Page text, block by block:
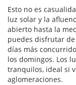
Esto no es
luz solar y la
abierto hasta la
puedes disfrutar
días más
los domingos. Los
tranquilos, ideal si
aglomeraciones.